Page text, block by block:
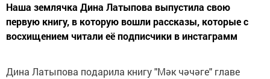
Наша землячка Дина Латыпова выпустила свою
первую книгу, в которую вошли рассказы, которые с
восхищением читали её подписчики в инстаграмм
Дина Латыпова подарила книгу "Мәк чәчәге" главе